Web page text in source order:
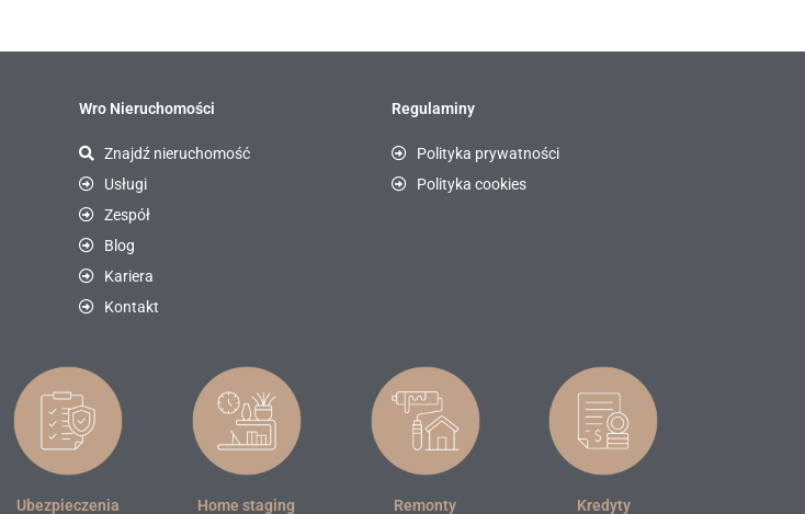
Wro Nieruchomości
Znajdź nieruchomość
Usługi
Zespół
Blog
Kariera
Kontakt
Regulaminy
Polityka prywatności
Polityka cookies
Ubezpieczenia Home staging Remonty Kredyty